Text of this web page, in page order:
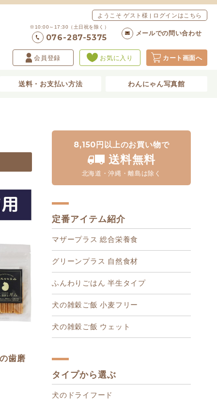
ようこそ ゲスト様 | ログインはこちら
※10:00～17:30（土日祝を除く）
076-287-5375 メールでの問い合わせ
会員登録 お気に入り カート画面へ
送料・お支払い方法 わんにゃん写真館
8,150円以上のお買い物で
送料無料
北海道・沖縄・離島は除く
定番アイテム紹介
マザープラス 総合栄養食
グリーンプラス 自然食材
ふんわりごはん 半生タイプ
犬の雑穀ご飯 小麦フリー
犬の雑穀ご飯 ウェット
タイプから選ぶ
犬のドライフード
歯磨